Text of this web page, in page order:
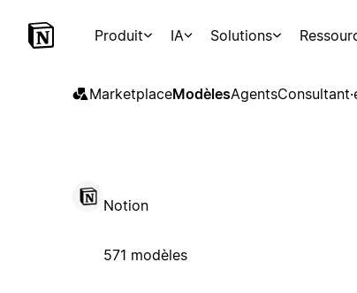
Produit IA Solutions
MarketplaceModèlesAgents
Notion
571 modèles